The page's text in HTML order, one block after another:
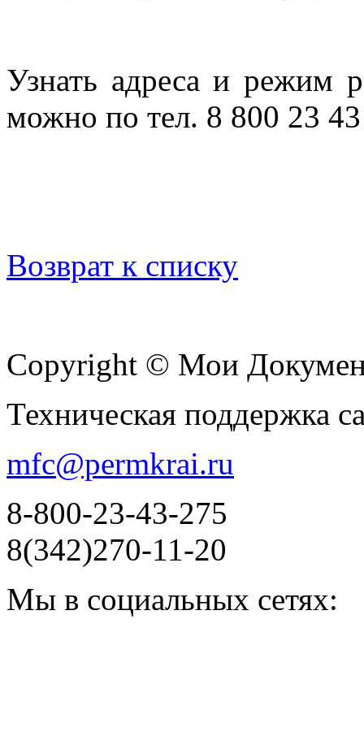
Узнать адреса и
можно по тел. 8 800 23
Возврат к списку
Copyright © Мои
Техническая поддержка
mfc@permkrai.ru
8-800-23-43-275
8(342)270-11-20
Мы в социальных сетях: